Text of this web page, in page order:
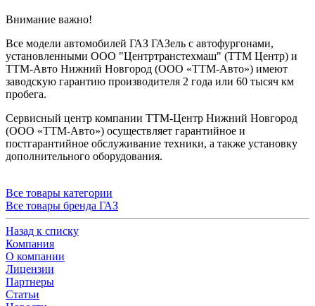
Внимание важно!
Все модели автомобилей ГАЗ ГАЗель с автофургонами,
установленными ООО "Центртранстехмаш" (ТТМ Центр) и
ТТМ-Авто Нижний Новгород (ООО «ТТМ-Авто») имеют
заводскую гарантию производителя 2 года или 60 тысяч км
пробега.
Сервисный центр компании ТТМ-Центр Нижний Новгород
(ООО «ТТМ-Авто») осуществляет гарантийное и
постгарантийное обслуживание техники, а также установку
дополнительного оборудования.
Все товары категории
Все товары бренда ГАЗ
Назад к списку
Компания
О компании
Лицензии
Партнеры
Статьи